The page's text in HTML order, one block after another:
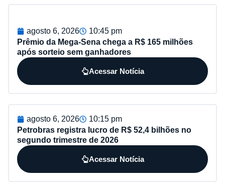
agosto 6, 2026
10:45 pm
Prêmio da Mega-Sena chega a R$ 165 milhões
após sorteio sem ganhadores
Acessar Notícia
agosto 6, 2026
10:15 pm
Petrobras registra lucro de R$ 52,4 bilhões no
segundo trimestre de 2026
Acessar Notícia